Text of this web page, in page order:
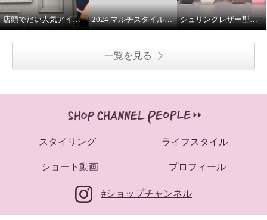
店頭でだい人気アイテムです 2024 マルチスタイルバッグ 解説 シュリンクレザー型押し マルチポーチ
一覧を見る
スタイリング ライフスタイル
ショート動画 プロフィール
#ショップチャンネル